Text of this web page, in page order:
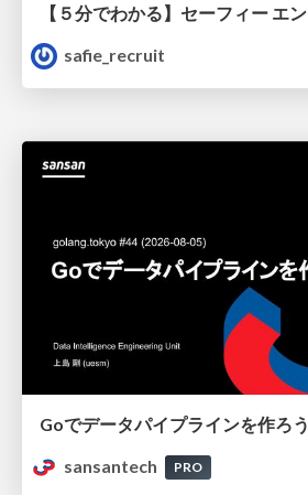
safie_recruit
Goでデータパイプラインを作ろう
sansantech
PRO